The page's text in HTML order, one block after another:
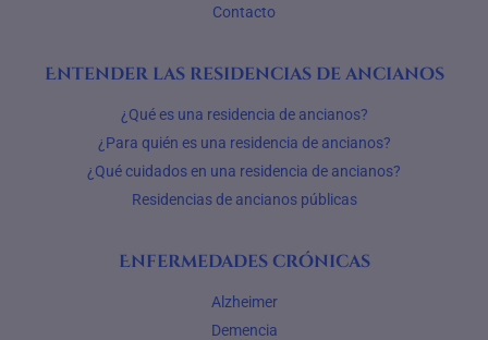
Contacto
Entender las residencias de ancianos
¿Qué es una residencia de ancianos?
¿Para quién es una residencia de ancianos?
¿Qué cuidados en una residencia de ancianos?
Residencias de ancianos públicas
Enfermedades crónicas
Alzheimer
Demencia